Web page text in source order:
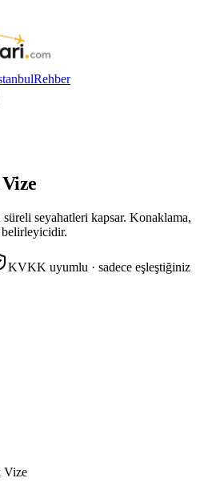
Rehber
seyahatleri kapsar. Konaklama,
belirleyicidir.
KVKK uyumlu · sadece eşleştiğiniz
Vize